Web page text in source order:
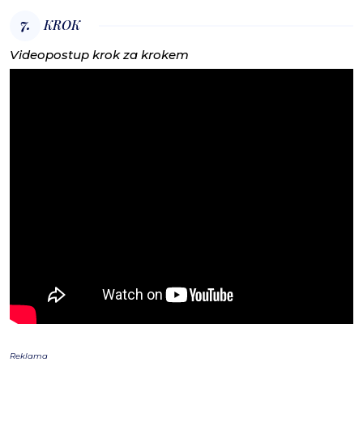
7. KROK
Videopostup krok za krokem
Reklama